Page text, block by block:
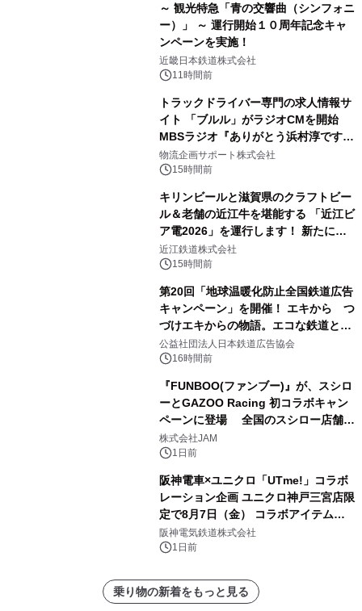
～ 観光特急「青の交響曲（シンフォニ
ー）」 ～ 運行開始１０周年記念キャ
ンペーンを実施！
近畿日本鉄道株式会社
11時間前
トラックドライバー専門の求人情報サ
イト 「ブルル」がラジオCMを開始
MBSラジオ『ありがとう浜村淳です』
にて8月1日(土)より
物流企画サポート株式会社
15時間前
キリンビールと滋賀県のクラフトビー
ル＆老舗の近江牛を堪能する 「近江ビ
ア電2026」を運行します！ 新たに
「長濱浪漫ビール」が参加！キリン一
番搾り飲み放題が復活！
近江鉄道株式会社
15時間前
第20回「地球温暖化防止全国鉄道広告
キャンペーン」を開催！ エキから つ
づけエキからの物語。エコな鉄道とと
もに。
公益社団法人日本鉄道広告協会
16時間前
『FUNBOO(ファンブー)』が、スシロ
ーとGAZOO Racing 初コラボキャン
ペーンに登場 全国のスシロー店舗で
GR 4車種の FUNBOO(ミニカー)付き
メニューが展開されます
株式会社JAM
1日前
阪神電車×ユニクロ「UTme!」コラボ
レーション企画 ユニクロ神戸三宮店限
定で8月7日（金） コラボアイテムが
発売決定！
阪神電気鉄道株式会社
1日前
乗り物の新着をもっと見る